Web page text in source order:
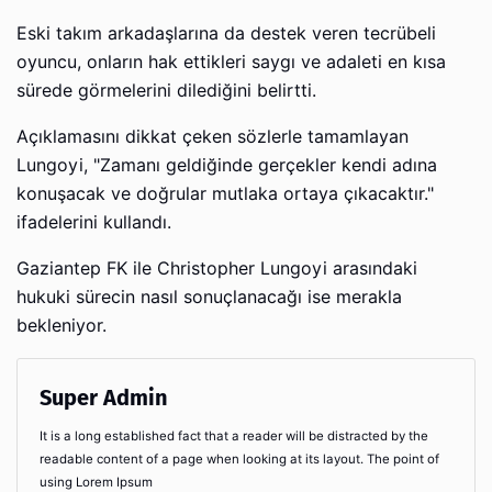
Eski takım arkadaşlarına da destek veren tecrübeli
oyuncu, onların hak ettikleri saygı ve adaleti en kısa
sürede görmelerini dilediğini belirtti.
Açıklamasını dikkat çeken sözlerle tamamlayan
Lungoyi, "Zamanı geldiğinde gerçekler kendi adına
konuşacak ve doğrular mutlaka ortaya çıkacaktır."
ifadelerini kullandı.
Gaziantep FK ile Christopher Lungoyi arasındaki
hukuki sürecin nasıl sonuçlanacağı ise merakla
bekleniyor.
Super Admin
It is a long established fact that a reader will be distracted by the
readable content of a page when looking at its layout. The point of
using Lorem Ipsum